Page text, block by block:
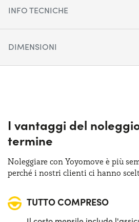
INFO TECNICHE
Alimentazione:Ibrido Plug-in
Cambio: Automatico
Posti auto:5
DIMENSIONI
Altezza: 164 cm
Bagagliaio (max):
Bagagliaio (min): 550 lt
I vantaggi del
termine
Noleggiare con Yoyomove è più
perché i nostri clienti ci hanno
TUTTO COMPRESO